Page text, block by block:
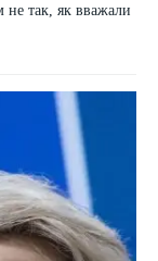
не так, як вважали